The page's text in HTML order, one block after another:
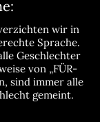
wir in
Sprache.
Geschlechter
von „FÜR-
sind immer alle
gemeint.